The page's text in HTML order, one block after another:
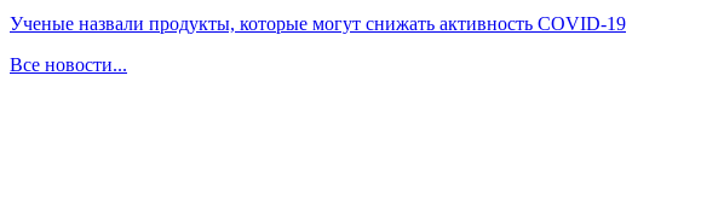
Ученые назвали продукты, которые могут снижать активность COVID-19
Все новости...